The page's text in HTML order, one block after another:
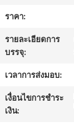
คุณภาพ
แผนผัง
เว็บไซต์
ราคา:
รายละเอียดการ
บรรจุ:
เวลาการส่งมอบ:
เงื่อนไขการชำระ
เงิน: